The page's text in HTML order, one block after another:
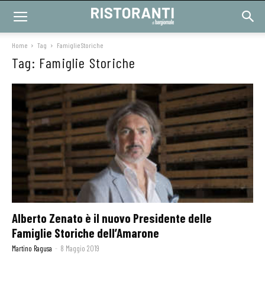
Home Tag Famiglie Storiche
Tag: Famiglie Storiche
Alberto Zenato è il nuovo Presidente delle
Famiglie Storiche dell’Amarone
Martino Ragusa - 8 Maggio 2019